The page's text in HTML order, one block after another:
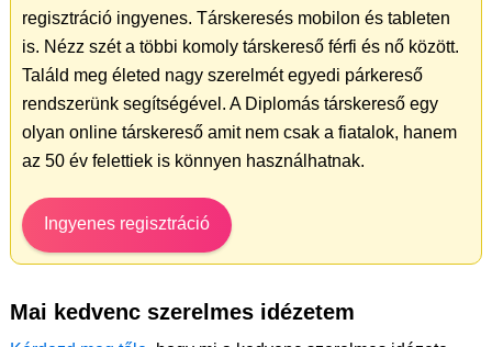
regisztráció ingyenes. Társkeresés mobilon és tableten
is. Nézz szét a többi komoly társkereső férfi és nő között.
Találd meg életed nagy szerelmét egyedi párkereső
rendszerünk segítségével. A Diplomás társkereső egy
olyan online társkereső amit nem csak a fiatalok, hanem
az 50 év felettiek is könnyen használhatnak.
Ingyenes regisztráció
Mai kedvenc szerelmes idézetem